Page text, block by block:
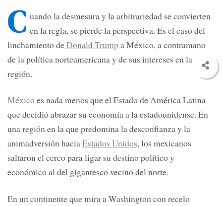
C uando la desmesura y la arbitrariedad se convierten
en la regla, se pierde la perspectiva. Es el caso del
linchamiento deDonald Trumpa México, a contramano
de la política norteamericana y de sus intereses en la
región.
Méxicoes nada menos que el Estado de América Latina
que decidió abrazar su economía a la estadounidense. En
una región en la que predomina la desconfianza y la
animadversión haciaEstados Unidos, los mexicanos
saltaron el cerco para ligar su destino político y
económico al del gigantesco vecino del norte.
En un continente que mira a Washington con recelo